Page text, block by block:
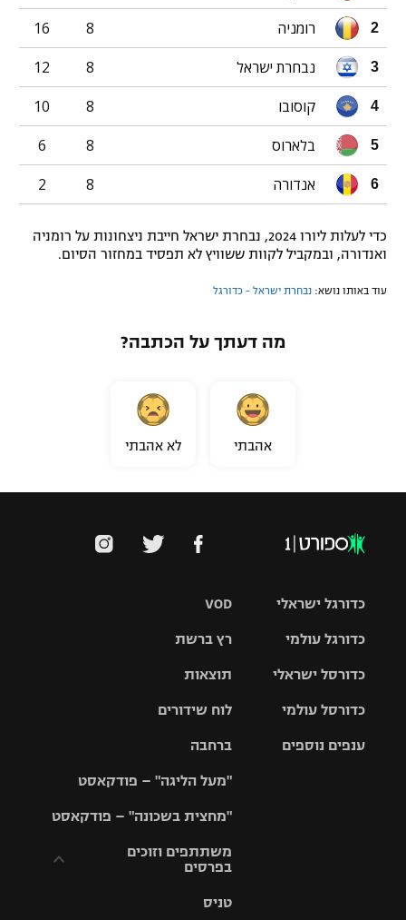
2 רומניה 8
16
3 נבחרת ישראל 8
12
4 קוסובו 8
10
5 בלארוס 8
6
6 אנדורה 8
2
כדי לעלות ליורו 2024, נבחרת ישראל חייבת ניצחונות על רומניה
ואנדורה, ובמקביל לקוות ששוויץ לא תפסיד במחזור הסיום.
עוד באותו נושא: נבחרת ישראל - כדורגל
מה דעתך על הכתבה?
אהבתי לא אהבתי
VOD
רץ ברשת
תוצאות
לוח שידורים
ברחבה
"מעל הליגה" – פודקאסט
"מחצית בשכונה" – פודקאסט
משתתפים וזוכים
בפרסים
טניס
כדורגל ישראלי
גביע הטוטו
כדורגל עולמי
האלופות
ליגה
כדורסל ישראלי
סל
כדורסל עולמי
ענפים נוספים